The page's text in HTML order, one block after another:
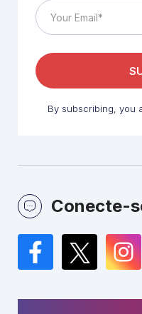
By subscribing, you
Conecte-
Facebook
Twitter